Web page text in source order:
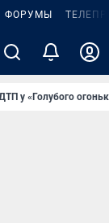
ФОРУМЫ
у «Голубого